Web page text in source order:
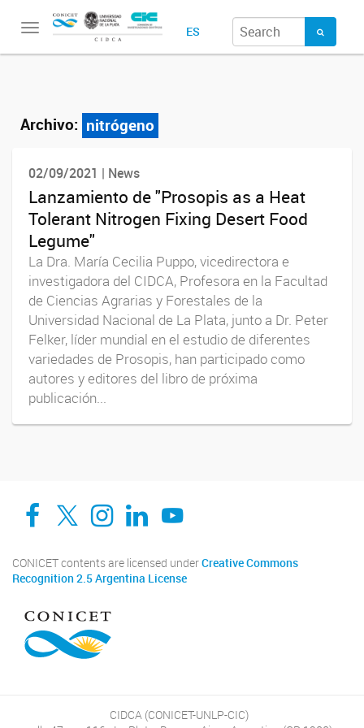
Toggle
ES
Archivo: nitrógeno
02/09/2021 | News
Lanzamiento de "Prosopis as a Heat
Tolerant Nitrogen Fixing Desert Food
Legume"
La Dra. María Cecilia Puppo, vicedirectora e
investigadora del CIDCA, Profesora en la Facultad
de Ciencias Agrarias y Forestales de la
Universidad Nacional de La Plata, junto a Dr. Peter
Felker, líder mundial en el estudio de diferentes
variedades de Prosopis, han participado como
autores y editores del libro de próxima
publicación...
Facebook
Twitter
Instagram
Linkedin
YouTube
CONICET contents are licensed underCreative Commons
Recognition 2.5 Argentina License
CIDCA (CONICET-UNLP-CIC)